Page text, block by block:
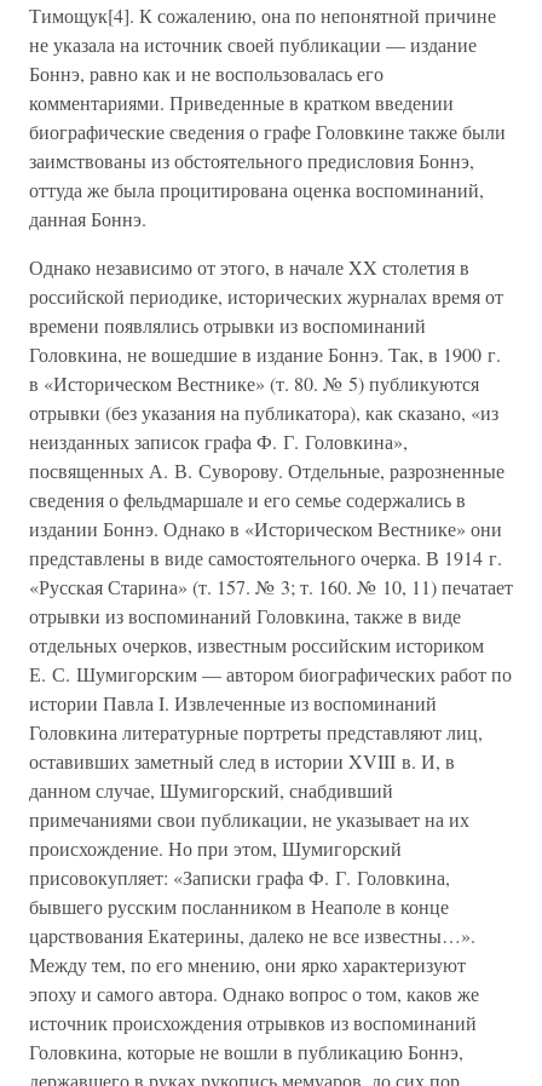
Тимощук[4]. К сожалению, она по непонятной причине
не указала на источник своей публикации — издание
Боннэ, равно как и не воспользовалась его
комментариями. Приведенные в кратком введении
биографические сведения о графе Головкине также были
заимствованы из обстоятельного предисловия Боннэ,
оттуда же была процитирована оценка воспоминаний,
данная Боннэ.
Однако независимо от этого, в начале XX столетия в
российской периодике, исторических журналах время от
времени появлялись отрывки из воспоминаний
Головкина, не вошедшие в издание Боннэ. Так, в 1900 г.
в «Историческом Вестнике» (т. 80. № 5) публикуются
отрывки (без указания на публикатора), как сказано, «из
неизданных записок графа Ф. Г. Головкина»,
посвященных А. В. Суворову. Отдельные, разрозненные
сведения о фельдмаршале и его семье содержались в
издании Боннэ. Однако в «Историческом Вестнике» они
представлены в виде самостоятельного очерка. В 1914 г.
«Русская Старина» (т. 157. № 3; т. 160. № 10, 11) печатает
отрывки из воспоминаний Головкина, также в виде
отдельных очерков, известным российским историком
Е. С. Шумигорским — автором биографических работ по
истории Павла I. Извлеченные из воспоминаний
Головкина литературные портреты представляют лиц,
оставивших заметный след в истории XVIII в. И, в
данном случае, Шумигорский, снабдивший
примечаниями свои публикации, не указывает на их
происхождение. Но при этом, Шумигорский
присовокупляет: «Записки графа Ф. Г. Головкина,
бывшего русским посланником в Неаполе в конце
царствования Екатерины, далеко не все известны…».
Между тем, по его мнению, они ярко характеризуют
эпоху и самого автора. Однако вопрос о том, каков же
источник происхождения отрывков из воспоминаний
Головкина, которые не вошли в публикацию Боннэ,
державшего в руках рукопись мемуаров, до сих пор